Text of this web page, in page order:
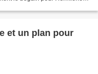
et un plan pour